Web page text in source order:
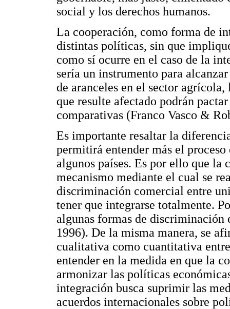
social y los derechos humanos.
La cooperación, como forma de
distintas políticas, sin que
como sí ocurre en el caso de la
sería un instrumento para
de aranceles en el sector
que resulte afectado podrán
comparativas (Franco Vasco &
Es importante resaltar la
permitirá entender más el
algunos países. Es por ello que la
mecanismo mediante el cual se
discriminación comercial entre
tener que integrarse totalmente.
algunas formas de
1996). De la misma manera, se
cualitativa como cuantitativa
entender en la medida en que la
armonizar las políticas
integración busca suprimir las
acuerdos internacionales sobre